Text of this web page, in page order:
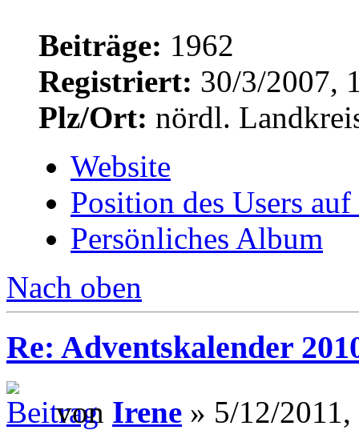
Beiträge: 1962
Registriert: 30/3/2007,
Plz/Ort: nördl.
Website
Position des Users
Persönliches Album
Nach oben
Re: Adventskalender
von Irene » 5/12/